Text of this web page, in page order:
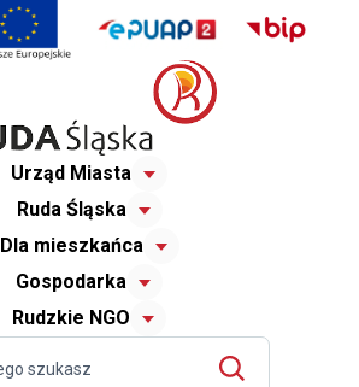
Urząd Miasta
Ruda Śląska
Dla mieszkańca
Gospodarka
Rudzkie NGO